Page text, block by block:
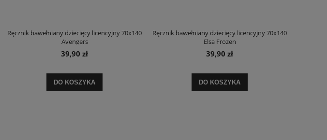
Poszewka dekoracyjna velvet Blink 45x45
czerwona
Cena regularna:20,90 zł
Najniższa cena:20,90 zł
Pościel hiszpańska bawełniana 220x200 Adela
Cena regularna:200,00 zł
Najniższa cena:170,00 zł
Ręcznik bawełniany dziecięcy licencyjny 70x140
Avengers
39,90 zł
DO KOSZYKA
Ręcznik bawełniany dziecięcy licencyjny 70x140
Elsa Frozen
39,90 zł
DO KOSZYKA